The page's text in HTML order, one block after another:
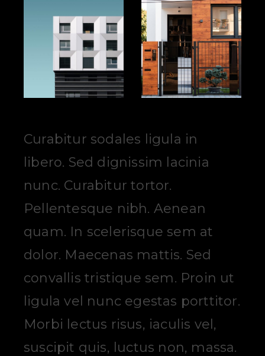
Curabitur sodales ligula in
libero. Sed dignissim lacinia
nunc. Curabitur tortor.
Pellentesque nibh. Aenean
quam. In scelerisque sem at
dolor. Maecenas mattis. Sed
convallis tristique sem. Proin ut
ligula vel nunc egestas porttitor.
Morbi lectus risus, iaculis vel,
suscipit quis, luctus non, massa.